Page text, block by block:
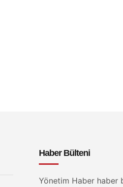
Haber Bülteni
Yönetim Haber haber